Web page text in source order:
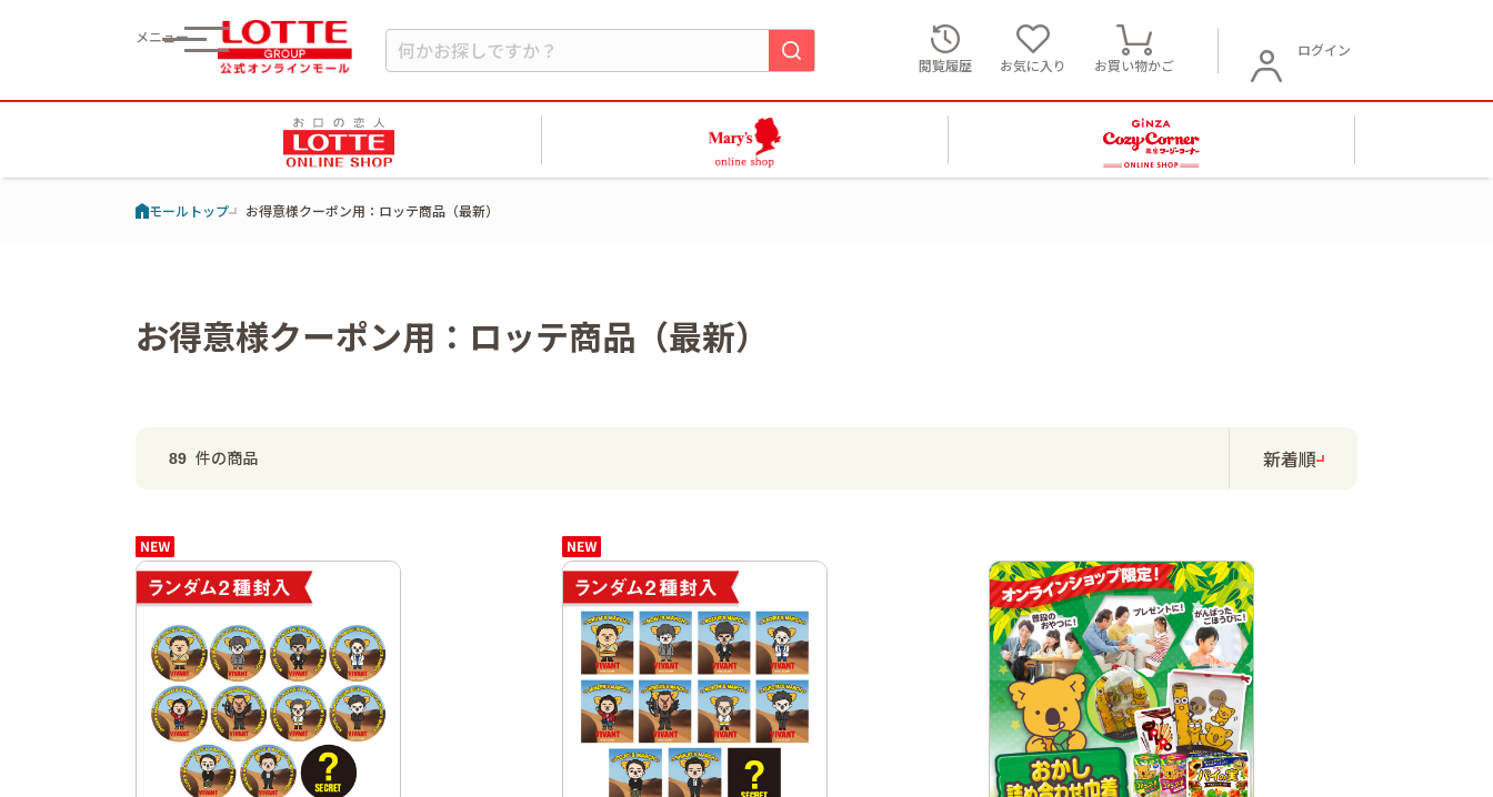
メニュー
閲覧履歴
お気に入り お買い物かご
ログイン
モールトップ お得意様クーポン用：ロッテ商品（最新）
お得意様クーポン用：ロッテ商品（最新）
89 件の商品 新着順